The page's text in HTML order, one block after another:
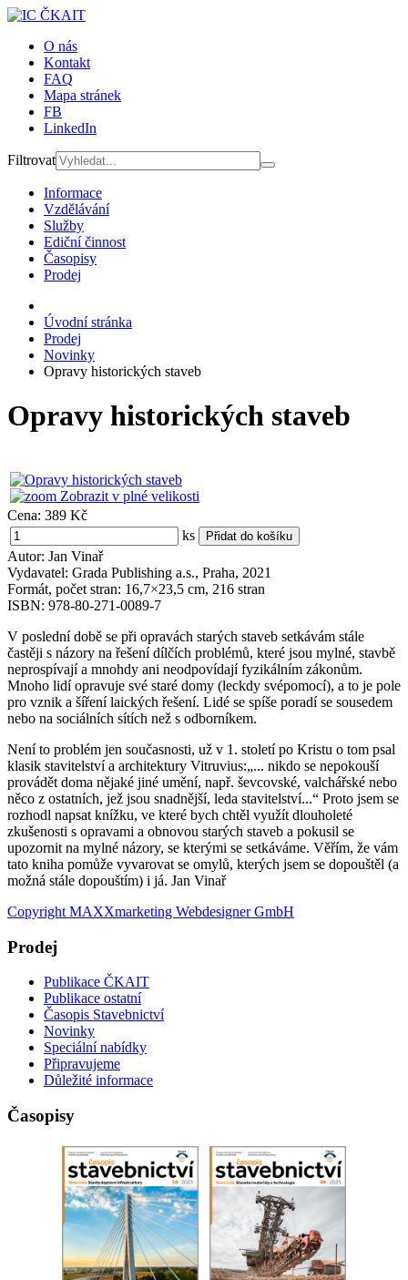
O nás
Kontakt
FAQ
Mapa stránek
FB
LinkedIn
Filtrovat
Informace
Vzdělávání
Služby
Ediční činnost
Časopisy
Prodej
Úvodní stránka
Prodej
Novinky
Opravy historických staveb
Opravy historických staveb
Zobrazit v plné velikosti
Cena: 389 Kč
ks
Autor: Jan Vinař
Vydavatel: Grada Publishing a.s., Praha, 2021
Formát, počet stran: 16,7×23,5 cm, 216 stran
ISBN: 978-80-271-0089-7
V poslední době se při opravách starých staveb setkávám stále
častěji s názory na řešení dílčích problémů, které jsou mylné, stavbě
neprospívají a mnohdy ani neodpovídají fyzikálním zákonům.
Mnoho lidí opravuje své staré domy (leckdy svépomocí), a to je pole
pro vznik a šíření laických řešení. Lidé se spíše poradí se sousedem
nebo na sociálních sítích než s odborníkem.
Není to problém jen současnosti, už v 1. století po Kristu o tom psal
klasik stavitelství a architektury Vitruvius:„... nikdo se nepokouší
provádět doma nějaké jiné umění, např. ševcovské, valchářské nebo
něco z ostatních, jež jsou snadnější, leda stavitelství...“ Proto jsem se
rozhodl napsat knížku, ve které bych chtěl využít dlouholeté
zkušenosti s opravami a obnovou starých staveb a pokusil se
upozornit na mylné názory, se kterými se setkáváme. Věřím, že vám
tato kniha pomůže vyvarovat se omylů, kterých jsem se dopouštěl (a
možná stále dopouštím) i já. Jan Vinař
Copyright MAXXmarketing Webdesigner GmbH
Prodej
Publikace ČKAIT
Publikace ostatní
Časopis Stavebnictví
Novinky
Speciální nabídky
Připravujeme
Důležité informace
Časopisy